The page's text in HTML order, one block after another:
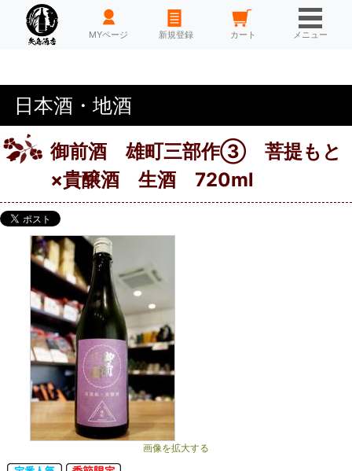
HOME MYページ 新規登録 カート メニュー
日本酒・地酒
御前酒 雄町三部作③ 菩提もと
×貴醸酒 生酒 720ml
画像を拡大する